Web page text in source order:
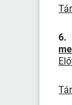
6.